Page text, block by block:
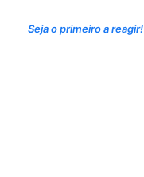
Seja o primeiro a reagir!